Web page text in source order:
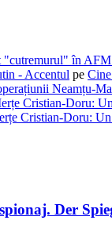
"cutremurul" în
- Accentul pe
Neamțu-
Cristian-Doru:
Cristian-Doru:
Der